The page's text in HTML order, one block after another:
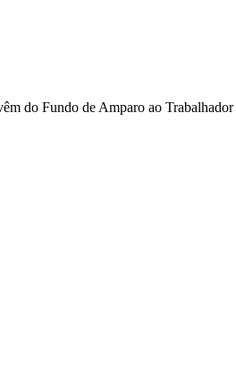
do Fundo de Amparo ao